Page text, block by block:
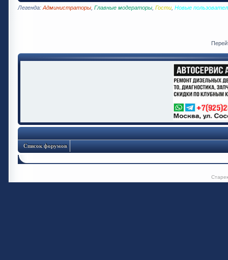
Легенда: Администраторы Главные модераторы Гости Новые
Список форумов